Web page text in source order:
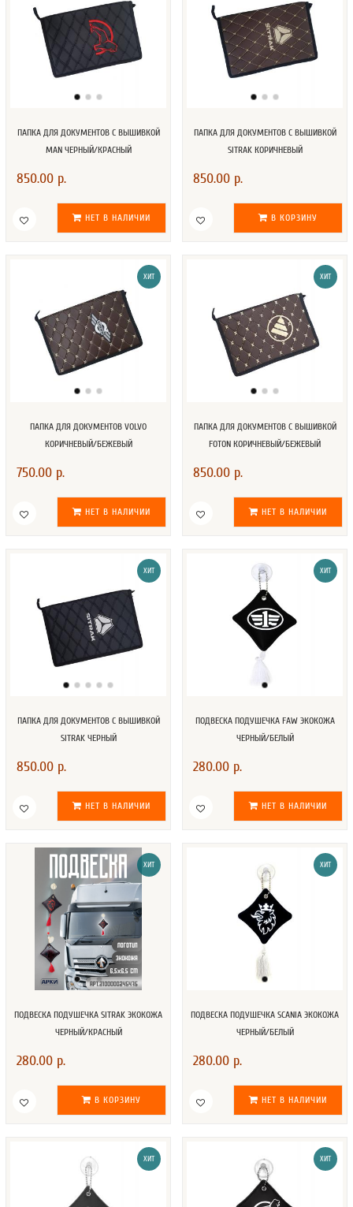
ПАПКА ДЛЯ ДОКУМЕНТОВ С ВЫШИВКОЙ
MAN ЧЕРНЫЙ/КРАСНЫЙ
850.00 р.
НЕТ В НАЛИЧИИ
ПАПКА ДЛЯ ДОКУМЕНТОВ С ВЫШИВКОЙ
SITRAK КОРИЧНЕВЫЙ
850.00 р.
В КОРЗИНУ
ХИТ
ПАПКА ДЛЯ ДОКУМЕНТОВ VOLVO
КОРИЧНЕВЫЙ/БЕЖЕВЫЙ
750.00 р.
НЕТ В НАЛИЧИИ
ХИТ
ПАПКА ДЛЯ ДОКУМЕНТОВ С ВЫШИВКОЙ
FOTON КОРИЧНЕВЫЙ/БЕЖЕВЫЙ
850.00 р.
НЕТ В НАЛИЧИИ
ХИТ
ПАПКА ДЛЯ ДОКУМЕНТОВ С ВЫШИВКОЙ
SITRAK ЧЕРНЫЙ
850.00 р.
НЕТ В НАЛИЧИИ
ХИТ
ПОДВЕСКА ПОДУШЕЧКА FAW ЭКОКОЖА
ЧЕРНЫЙ/БЕЛЫЙ
280.00 р.
НЕТ В НАЛИЧИИ
ХИТ
ПОДВЕСКА ПОДУШЕЧКА SITRAK ЭКОКОЖА
ЧЕРНЫЙ/КРАСНЫЙ
280.00 р.
В КОРЗИНУ
ХИТ
ПОДВЕСКА ПОДУШЕЧКА SCANIA ЭКОКОЖА
ЧЕРНЫЙ/БЕЛЫЙ
280.00 р.
НЕТ В НАЛИЧИИ
ХИТ ХИТ